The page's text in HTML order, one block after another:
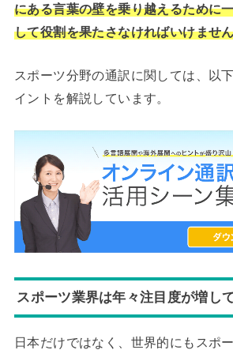
にある言葉の壁を乗り越えるために
して役割を果たさなければいけませ
スポーツ分野の通訳に関しては、以
イントを解説しています。
スポーツ業界は年々注目度が増し
日本だけではなく、世界的にもスポ